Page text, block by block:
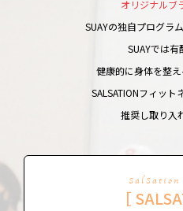
オリジナルブ
SUAYの独自プログラ
SUAYでは
健康的に身体を整
SALSATIONフィッ
推奨し取り入
SalSation
［